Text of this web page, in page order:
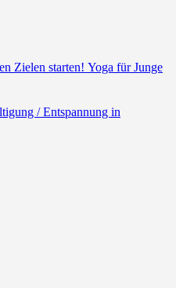
Zielen starten! Yoga für Junge
/ Entspannung in